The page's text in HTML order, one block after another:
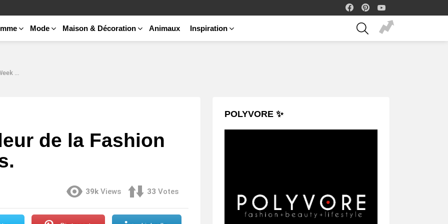
facebook
Mode Maison & Décoration Animaux Inspiration
SEARCH
de la Fashion
39k Views 33 Votes
POLYVORE ✨